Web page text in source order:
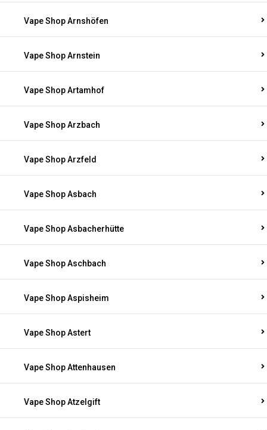
Vape Shop Arnshöfen
Vape Shop Arnstein
Vape Shop Artamhof
Vape Shop Arzbach
Vape Shop Arzfeld
Vape Shop Asbach
Vape Shop Asbacherhütte
Vape Shop Aschbach
Vape Shop Aspisheim
Vape Shop Astert
Vape Shop Attenhausen
Vape Shop Atzelgift